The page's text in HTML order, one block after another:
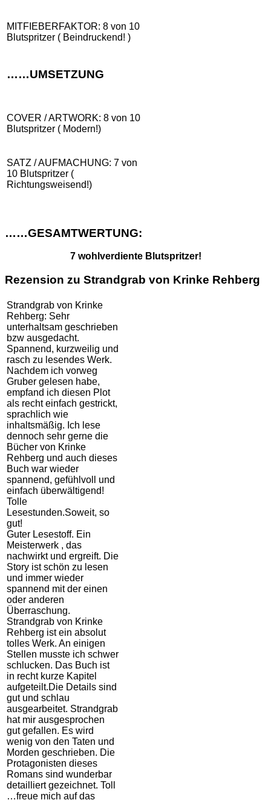
MITFIEBERFAKTOR: 8 von 10
Blutspritzer ( Beindruckend! )
……UMSETZUNG
COVER / ARTWORK: 8 von 10
Blutspritzer ( Modern!)
SATZ / AUFMACHUNG: 7 von
10 Blutspritzer (
Richtungsweisend!)
……GESAMTWERTUNG:
7 wohlverdiente Blutspritzer!
Rezension zu Strandgrab von Krinke Rehberg
Strandgrab von Krinke
Rehberg: Sehr
unterhaltsam geschrieben
bzw ausgedacht.
Spannend, kurzweilig und
rasch zu lesendes Werk.
Nachdem ich vorweg
Gruber gelesen habe,
empfand ich diesen Plot
als recht einfach gestrickt,
sprachlich wie
inhaltsmäßig. Ich lese
dennoch sehr gerne die
Bücher von Krinke
Rehberg und auch dieses
Buch war wieder
spannend, gefühlvoll und
einfach überwältigend!
Tolle
Lesestunden.Soweit, so
gut!
Guter Lesestoff. Ein
Meisterwerk , das
nachwirkt und ergreift. Die
Story ist schön zu lesen
und immer wieder
spannend mit der einen
oder anderen
Überraschung.
Strandgrab von Krinke
Rehberg ist ein absolut
tolles Werk. An einigen
Stellen musste ich schwer
schlucken. Das Buch ist
in recht kurze Kapitel
aufgeteilt.Die Details sind
gut und schlau
ausgearbeitet. Strandgrab
hat mir ausgesprochen
gut gefallen. Es wird
wenig von den Taten und
Morden geschrieben. Die
Protagonisten dieses
Romans sind wunderbar
detailliert gezeichnet. Toll
…freue mich auf das